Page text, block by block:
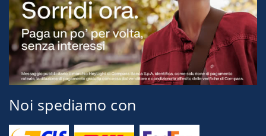
Noi spediamo con